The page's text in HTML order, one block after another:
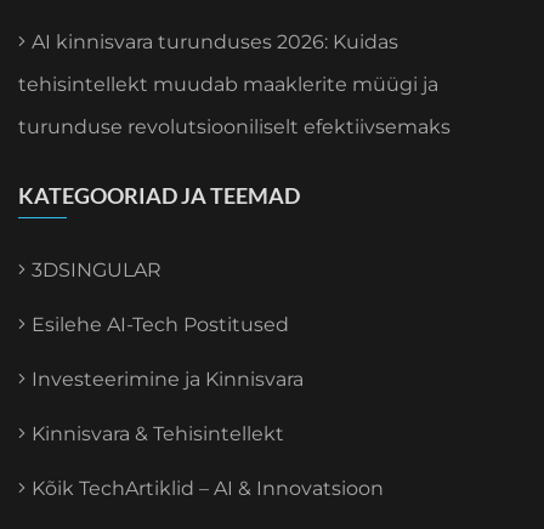
AI kinnisvara turunduses 2026: Kuidas
tehisintellekt muudab maaklerite müügi ja
turunduse revolutsiooniliselt efektiivsemaks
KATEGOORIAD JA TEEMAD
3DSINGULAR
Esilehe AI-Tech Postitused
Investeerimine ja Kinnisvara
Kinnisvara & Tehisintellekt
Kõik TechArtiklid – AI & Innovatsioon